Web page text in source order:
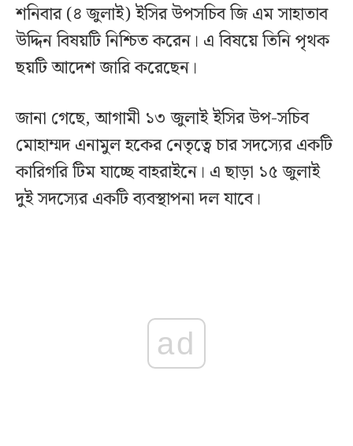
শনিবার (৪ জুলাই) ইসির উপসচিব জি এম সাহাতাব
উদ্দিন বিষয়টি নিশ্চিত করেন। এ বিষয়ে তিনি পৃথক
ছয়টি আদেশ জারি করেছেন।
জানা গেছে, আগামী ১৩ জুলাই ইসির উপ-সচিব
মোহাম্মদ এনামুল হকের নেতৃত্বে চার সদস্যের একটি
কারিগরি টিম যাচ্ছে বাহরাইনে। এ ছাড়া ১৫ জুলাই
দুই সদস্যের একটি ব্যবস্থাপনা দল যাবে।
ad